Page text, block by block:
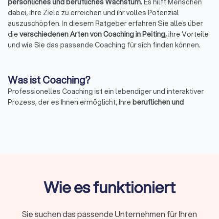
persönliches und berufliches Wachstum.Es hilft Menschen
dabei, ihre Ziele zu erreichen und ihr volles Potenzial
auszuschöpfen. In diesem Ratgeber erfahren Sie alles über
die verschiedenen Arten von Coaching in Peiting,ihre Vorteile
und wie Sie das passende Coaching für sich finden können.
Was ist Coaching?
Professionelles Coaching ist ein lebendiger und interaktiver
Prozess, der es Ihnen ermöglicht, Ihre beruflichen und
Was macht ein Coach genau?
Wie es funktioniert
Sie suchen das passende Unternehmen für Ihren